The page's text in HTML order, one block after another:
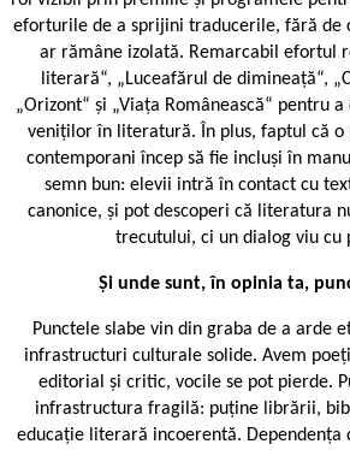
eforturile de a sprijini traducerile, fără de
ar rămâne izolată. Remarcabil efortul
literară“, „Luceafărul de dimineață“,
„Orizont“ și „Viața Românească“ pentru
veniților în literatură. În plus, faptul că
contemporani încep să fie incluși în
semn bun: elevii intră în contact cu
canonice, și pot descoperi că literatura
trecutului, ci un dialog viu cu
Și unde sunt, în opinia ta,
Punctele slabe vin din graba de a arde
infrastructuri culturale solide. Avem
editorial și critic, vocile se pot pierde.
infrastructura fragilă: puține librării,
educație literară incoerentă. Dependența